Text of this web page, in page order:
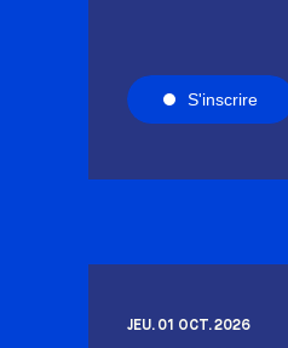
S'inscrire
JEU. 01 OCT. 2026